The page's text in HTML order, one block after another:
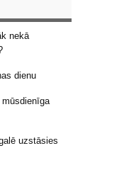
nekā
dienu
uzstāsies